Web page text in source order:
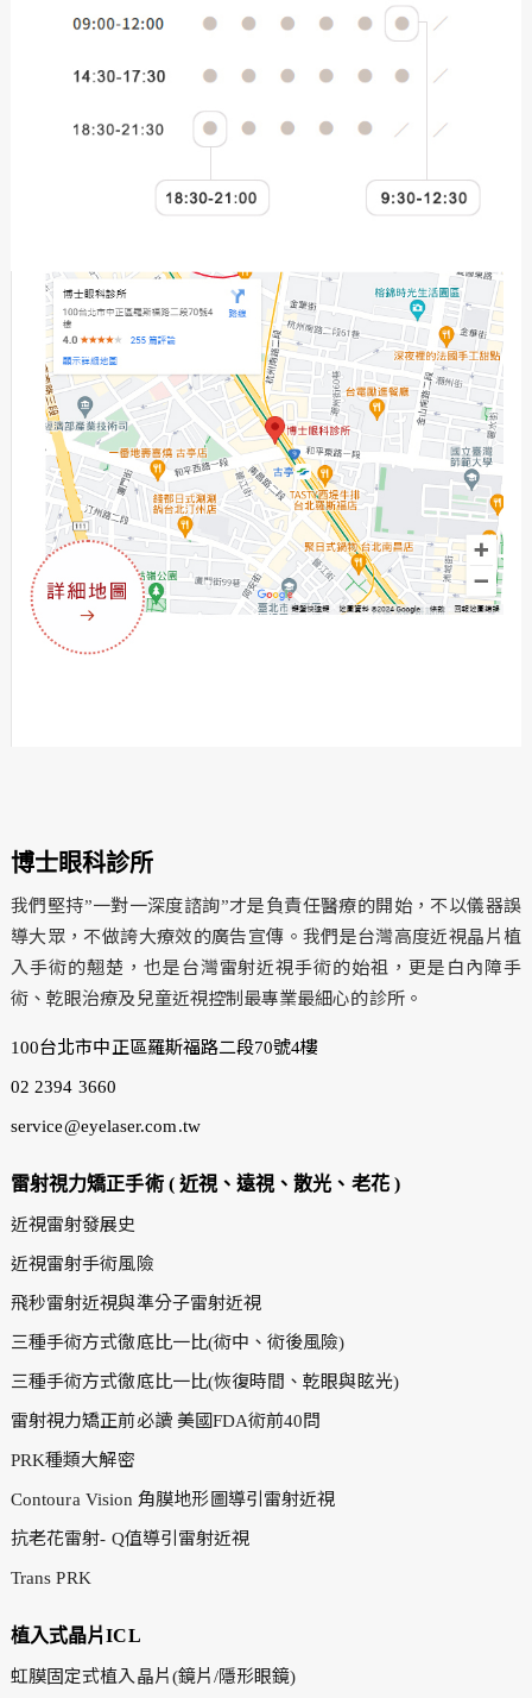
博士眼科診所
我們堅持”一對一深度諮詢”才是負責任醫療的開始，不以儀器誤
導大眾，不做誇大療效的廣告宣傳。我們是台灣高度近視晶片植
入手術的翹楚，也是台灣雷射近視手術的始祖，更是白內障手
術、乾眼治療及兒童近視控制最專業最細心的診所。
100台北市中正區羅斯福路二段70號4樓
02 2394 3660
service@eyelaser.com.tw
雷射視力矯正手術 ( 近視、遠視、散光、老花 )
近視雷射發展史
近視雷射手術風險
飛秒雷射近視與準分子雷射近視
三種手術方式徹底比一比(術中、術後風險)
三種手術方式徹底比一比(恢復時間、乾眼與眩光)
雷射視力矯正前必讀 美國FDA術前40問
PRK種類大解密
Contoura Vision 角膜地形圖導引雷射近視
抗老花雷射- Q值導引雷射近視
Trans PRK
植入式晶片ICL
虹膜固定式植入晶片(鏡片/隱形眼鏡)